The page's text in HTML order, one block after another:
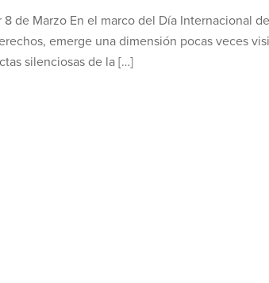
de Marzo En el marco del Día Internacional
emerge una dimensión pocas veces
silenciosas de la […]